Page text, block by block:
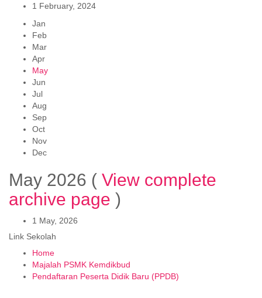
1 February, 2024
Jan
Feb
Mar
Apr
May
Jun
Jul
Aug
Sep
Oct
Nov
Dec
May 2026 ( View complete
archive page )
1 May, 2026
Link Sekolah
Home
Majalah PSMK Kemdikbud
Pendaftaran Peserta Didik Baru (PPDB)